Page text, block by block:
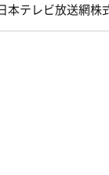
本テレビ放送網